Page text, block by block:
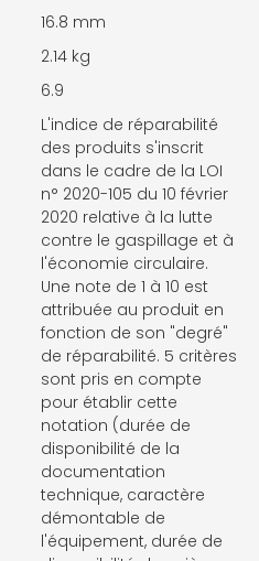
16.8 mm
2.14 kg
6.9
L'indice de réparabilité
des produits s'inscrit
dans le cadre de la LOI
n° 2020-105 du 10 février
2020 relative à la lutte
contre le gaspillage et à
l'économie circulaire.
Une note de 1 à 10 est
attribuée au produit en
fonction de son "degré"
de réparabilité. 5 critères
sont pris en compte
pour établir cette
notation (durée de
disponibilité de la
documentation
technique, caractère
démontable de
l'équipement, durée de